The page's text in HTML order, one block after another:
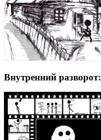
Внутренний разворот: